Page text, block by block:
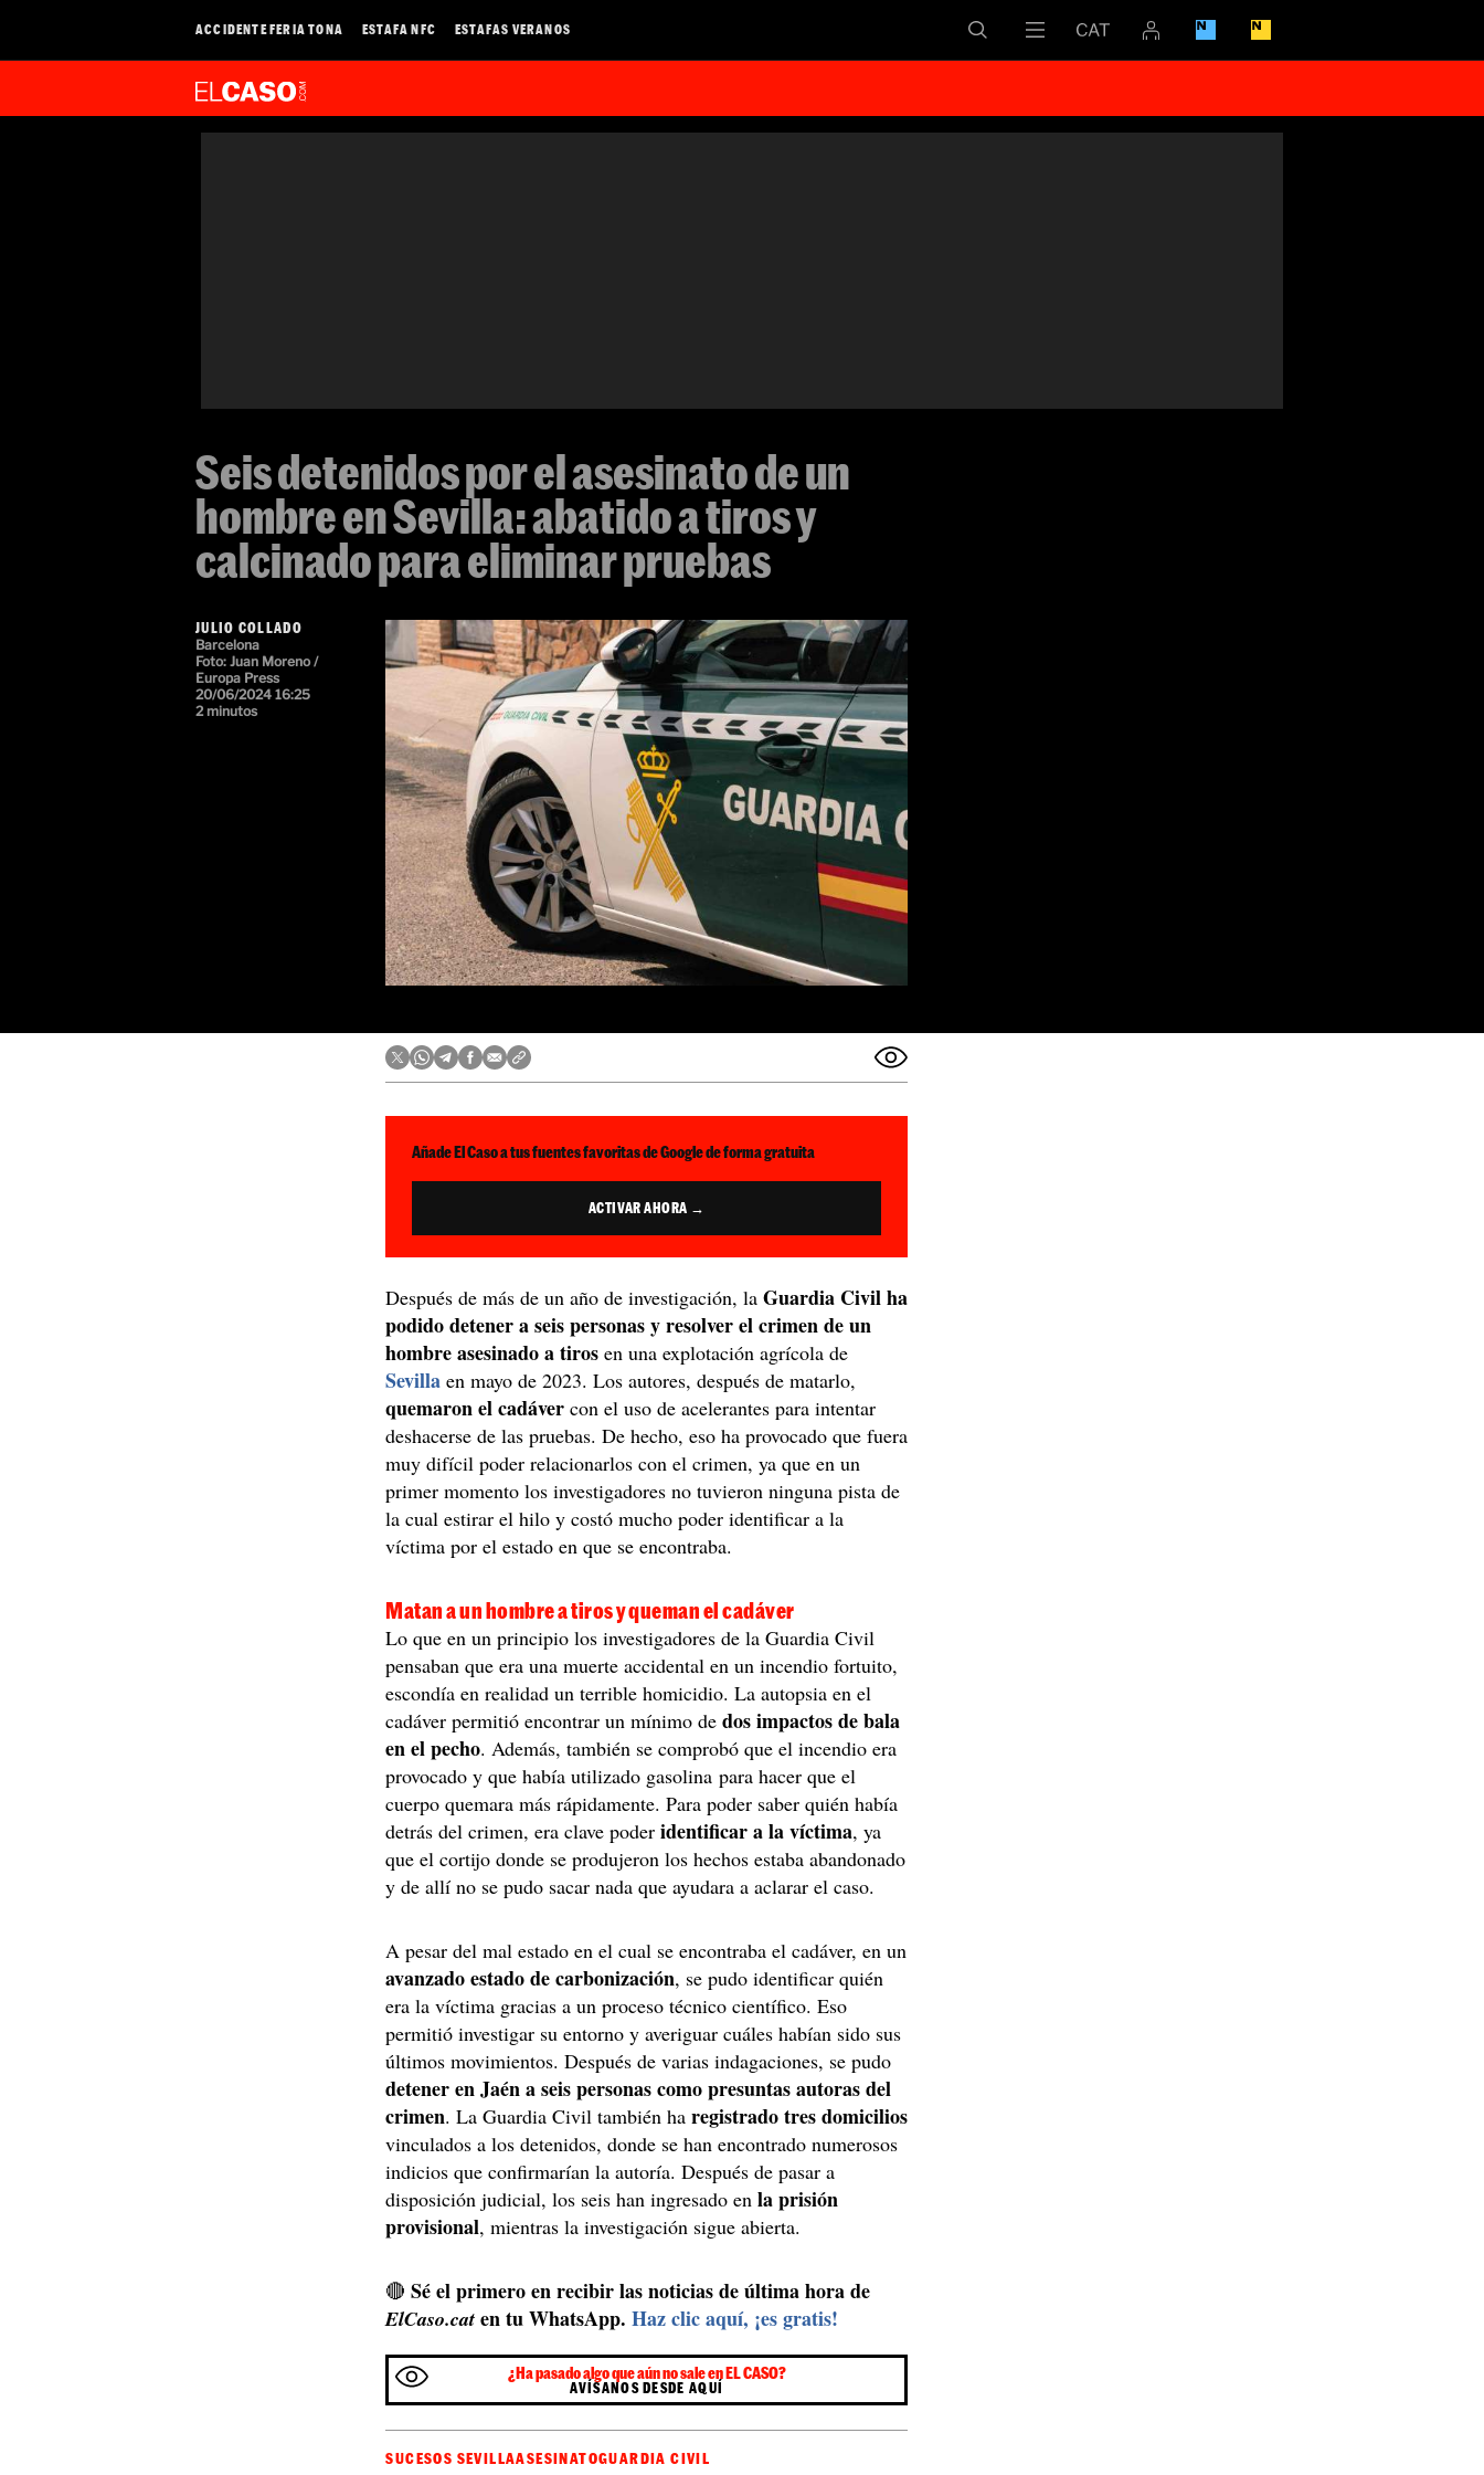
ACCIDENTE FERIA TONA ESTAFA NFC ESTAFAS VERANOS
Seis detenidos por el asesinato de un
hombre en Sevilla: abatido a tiros y
calcinado para eliminar pruebas
JULIO COLLADO
Barcelona
Foto: Juan Moreno /
Europa Press
20/06/2024 16:25
2 minutos
Añade El Caso a tus fuentes favoritas de Google de forma gratuita
ACTIVAR AHORA →
Después de más de un año de investigación, laGuardia Civil ha
podido detener a seis personas y resolver el crimen de un
hombre asesinado a tiros en una explotación agrícola de
Sevilla en mayo de 2023. Los autores, después de matarlo,
quemaron el cadáver con el uso de acelerantes para intentar
deshacerse de las pruebas. De hecho, eso ha provocado que fuera
muy difícil poder relacionarlos con el crimen, ya que en un
primer momento los investigadores no tuvieron ninguna pista de
la cual estirar el hilo y costó mucho poder identificar a la
víctima por el estado en que se encontraba.
Matan a un hombre a tiros y queman el cadáver
Lo que en un principio los investigadores de la Guardia Civil
pensaban que era una muerte accidental en un incendio fortuito,
escondía en realidad un terrible homicidio. La autopsia en el
cadáver permitió encontrar un mínimo dedos impactos de bala
en el pecho. Además, también se comprobó que el incendio era
provocado y que había utilizado gasolina para hacer que el
cuerpo quemara más rápidamente. Para poder saber quién había
detrás del crimen, era clave poderidentificar a la víctima, ya
que el cortijo donde se produjeron los hechos estaba abandonado
y de allí no se pudo sacar nada que ayudara a aclarar el caso.
A pesar del mal estado en el cual se encontraba el cadáver, en un
avanzado estado de carbonización, se pudo identificar quién
era la víctima gracias a un proceso técnico científico. Eso
permitió investigar su entorno y averiguar cuáles habían sido sus
últimos movimientos. Después de varias indagaciones, se pudo
detener en Jaén a seis personas como presuntas autoras del
crimen. La Guardia Civil también haregistrado tres domicilios
vinculados a los detenidos, donde se han encontrado numerosos
indicios que confirmarían la autoría. Después de pasar a
disposición judicial, los seis han ingresado enla prisión
provisional, mientras la investigación sigue abierta.
🔴Sé el primero en recibir las noticias de última hora de
ElCaso.cat en tu WhatsApp.Haz clic aquí, ¡es gratis!
¿Ha pasado algo que aún no sale en EL CASO?
AVÍSANOS DESDE AQUÍ
SUCESOS SEVILLAASESINATOGUARDIA CIVIL